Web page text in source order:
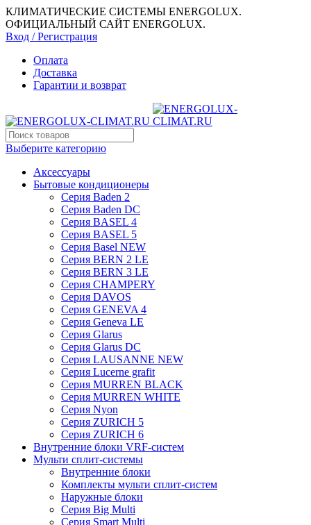
КЛИМАТИЧЕСКИЕ СИСТЕМЫ ENERGOLUX.
ОФИЦИАЛЬНЫЙ САЙТ ENERGOLUX.
Вход / Регистрация
Оплата
Доставка
Гарантии и возврат
Выберите категорию
Аксессуары
Бытовые кондиционеры
Серия Baden 2
Серия Baden DC
Серия BASEL 4
Серия BASEL 5
Серия Basel NEW
Серия BERN 2 LE
Серия BERN 3 LE
Серия CHAMPERY
Серия DAVOS
Серия GENEVA 4
Серия Geneva LE
Серия Glarus
Серия Glarus DC
Серия LAUSANNE NEW
Серия Lucerne grafit
Серия MURREN BLACK
Серия MURREN WHITE
Серия Nyon
Серия ZURICH 5
Серия ZURICH 6
Внутренние блоки VRF-систем
Мульти сплит-системы
Внутренние блоки
Комплекты мульти сплит-систем
Наружные блоки
Серия Big Multi
Серия Smart Multi